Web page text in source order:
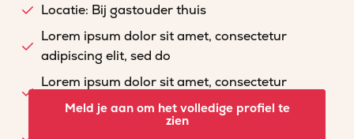
Locatie: Bij gastouder thuis
Lorem ipsum dolor sit amet, consectetur
adipiscing elit, sed do
Lorem ipsum dolor sit amet, consectetur
adipiscing elit, sed do
Lorem ipsum dolor sit amet, consectetur
Meld je aan om het volledige profiel te
zien